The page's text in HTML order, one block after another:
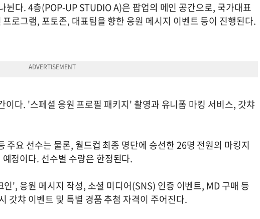
뉜다. 4층(POP-UP STUDIO A)은 팝업의 메인 공간으로, 국가대표
로그램, 포토존, 대표팀을 향한 응원 메시지 이벤트 등이 진행된다.
다. '스페셜 응원 프로필 패키지' 촬영과 유니폼 마킹 서비스, 갓챠
주요 선수는 물론, 월드컵 최종 명단에 승선한 26명 전원의 마킹지
정이다. 선수별 수량은 한정된다.
', 응원 메시지 작성, 소셜 미디어(SNS) 인증 이벤트, MD 구매 등
갓챠 이벤트 및 특별 경품 추첨 자격이 주어진다.